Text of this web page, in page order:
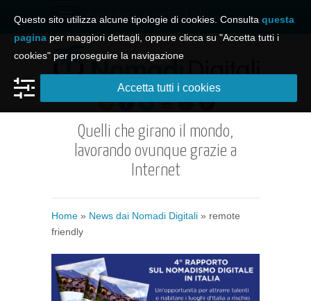
Apri il menu e naviga il sito
Quelli che girano il mondo,
lavorando ovunque grazie a
Internet
Home » News dai Nomadi Digitali » remote
friendly
Questo sito utilizza alcune tipologie di cookies. Consulta questa
pagina per maggiori dettagli, oppure clicca su "Accetta tutti i
cookies" per proseguire la navigazione
Accetta tutti i cookies